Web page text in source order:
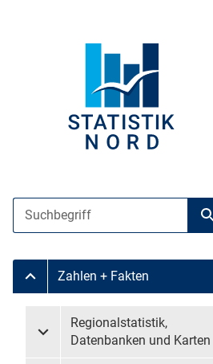
Suche
Untermenü Zahlen + Fakten
Zahlen + Fakten
Untermenü überspringen
Untermenü Regionalstatistik,
Regionalstatistik,
Datenbanken und Karten